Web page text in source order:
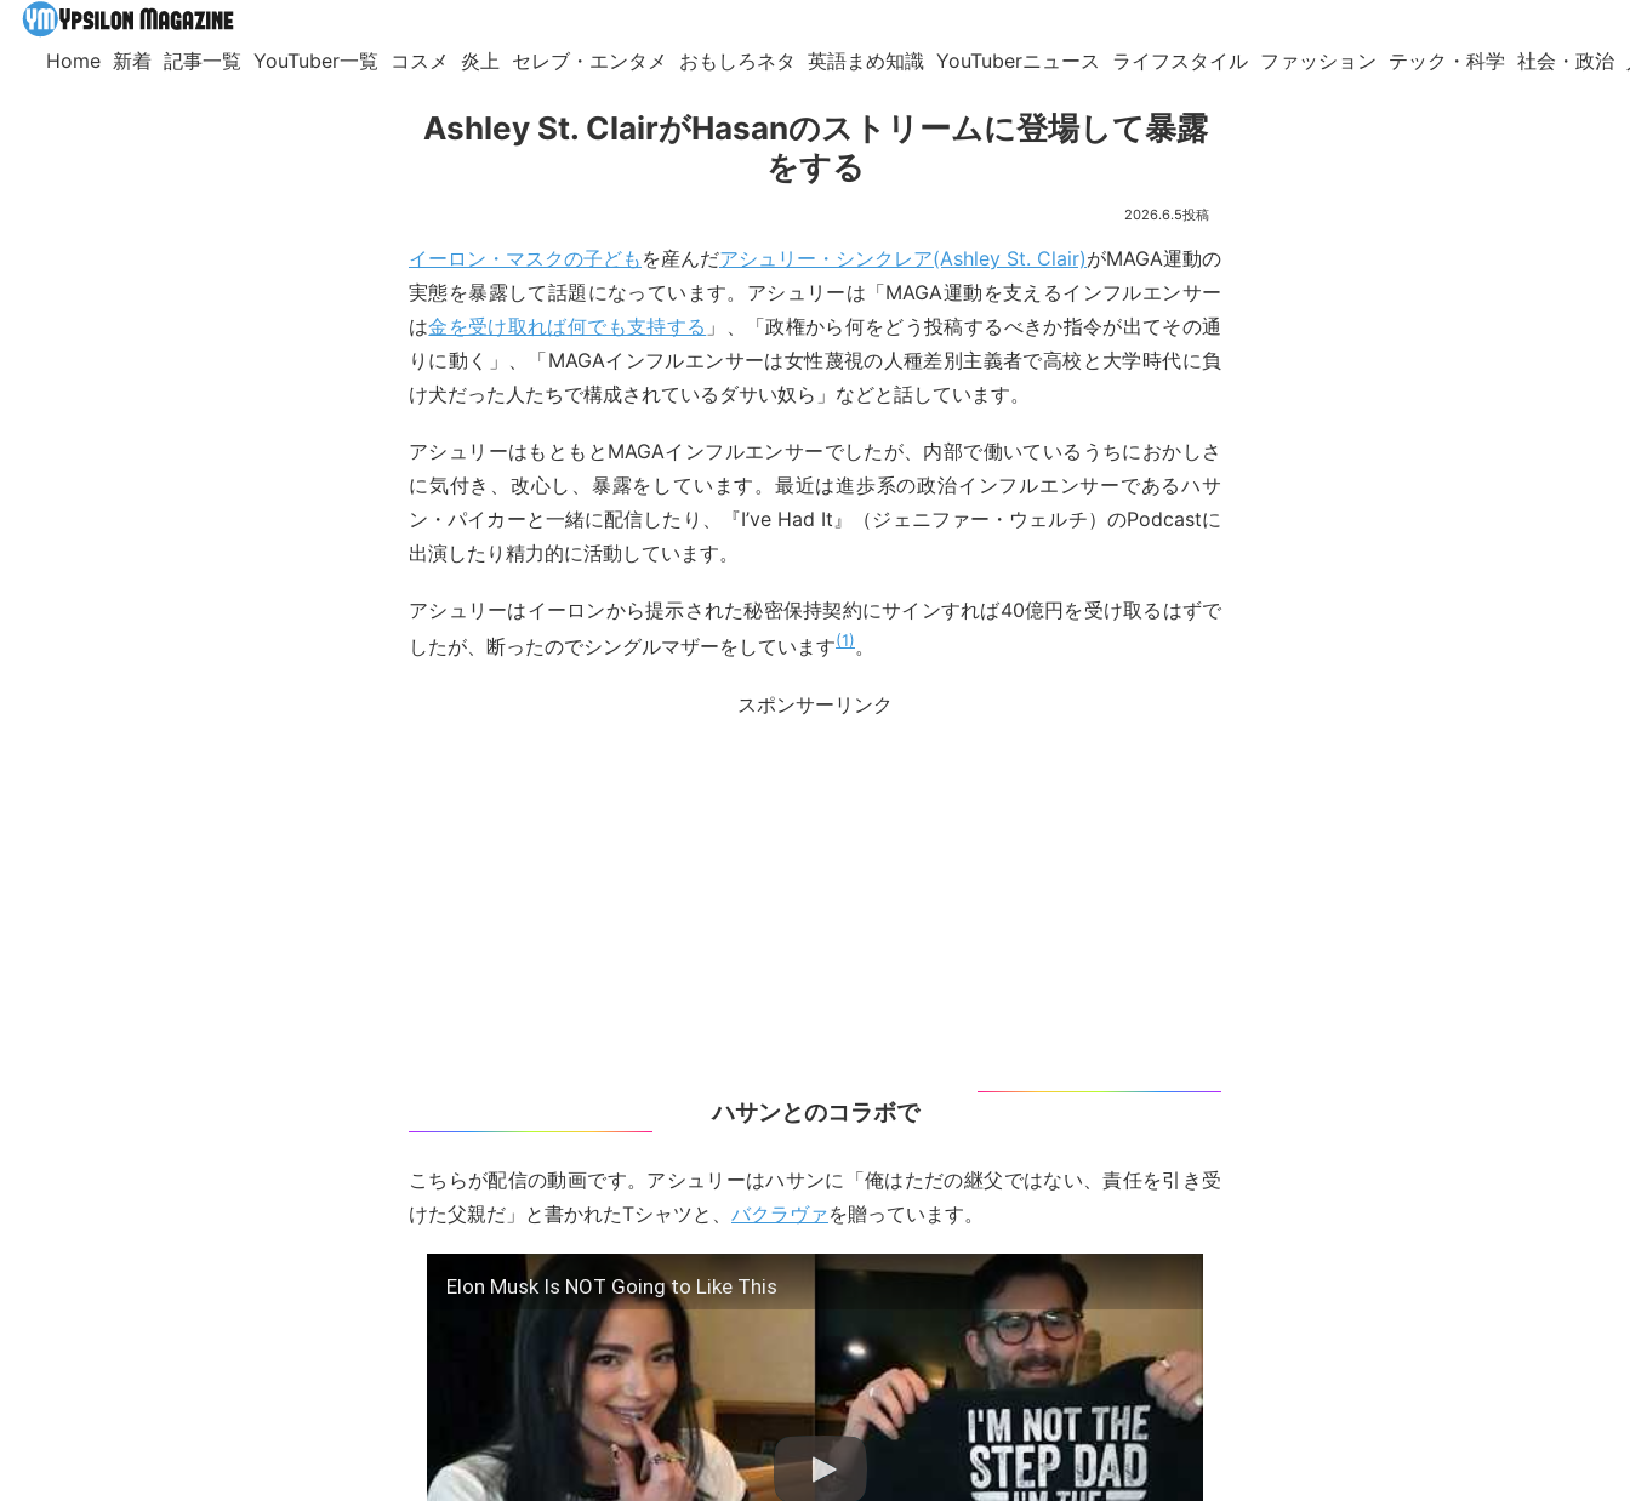
Home 新着 記事一覧 YouTuber一覧 コスメ 炎上 セレブ・エンタメ おもしろネタ 英語まめ知識 YouTuberニュース ライフスタイル ファッション テック・科学 社会・政治
Ashley St. ClairがHasanのストリームに登場して暴露
をする
2026.6.5
イーロン・マスクの子ども を産んだアシュリー・シンクレア(Ashley St. Clair)がMAGA運動の
実態を暴露して話題になっています。アシュリーは「MAGA運動を支えるインフルエンサー
は金を受け取れば何でも支持する 」、「政権から何をどう投稿するべきか指令が出てその通
りに動く」、「MAGAインフルエンサーは女性蔑視の人種差別主義者で高校と大学時代に負
け犬だった人たちで構成されているダサい奴ら」などと話しています。
アシュリーはもともとMAGAインフルエンサーでしたが、内部で働いているうちにおかしさ
に気付き、改心し、暴露をしています。最近は進歩系の政治インフルエンサーであるハサ
ン・パイカーと一緒に配信したり、『I’ve Had It』（ジェニファー・ウェルチ）のPodcastに
出演したり精力的に活動しています。
アシュリーはイーロンから提示された秘密保持契約にサインすれば40億円を受け取るはずで
したが、断ったのでシングルマザーをしています 1 。
スポンサーリンク
ハサンとのコラボで
こちらが配信の動画です。アシュリーはハサンに「俺はただの継父ではない、責任を引き受
けた父親だ」と書かれたTシャツと、 バクラヴァを贈っています。
Elon Musk Is NOT Going to Like This